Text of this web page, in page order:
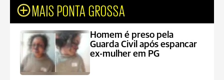
MAIS PONTA GROSSA
Homem é preso pela
Guarda Civil após espancar
ex-mulher em PG